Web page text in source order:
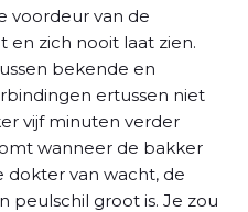
voordeur van de
zich nooit laat zien.
bekende en
ertussen niet
vijf minuten verder
wanneer de bakker
dokter van wacht, de
peulschil groot is. Je zou